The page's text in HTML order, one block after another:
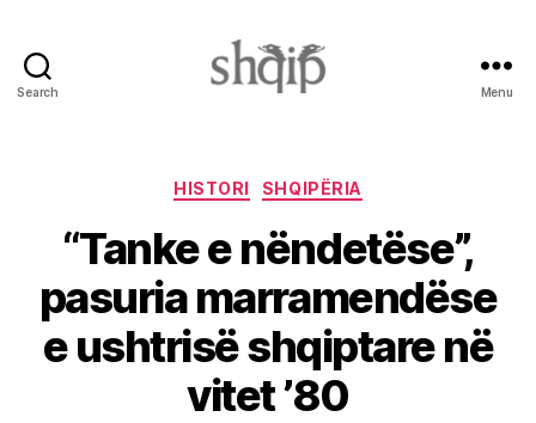
Search Menu
Categories
HISTORI SHQIPËRIA
“Tanke e nëndetëse”,
pasuria marramendëse
e ushtrisë shqiptare në
vitet ’80